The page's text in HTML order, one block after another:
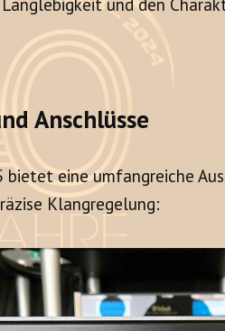
und den
Anschlüsse
bietet eine umfangreiche
Klangregelung: